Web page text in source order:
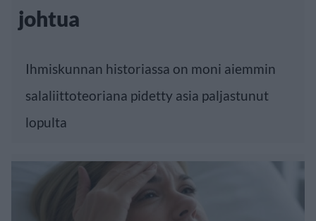
johtua
Ihmiskunnan historiassa on moni aiemmin
salaliittoteoriana pidetty asia paljastunut
lopulta